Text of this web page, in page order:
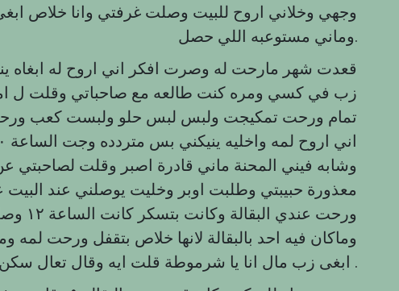
وجهي وخلاني اروح للبيت وصلت غرفتي وانا خلاص
وماني مستوعبه اللي حصل.
قعدت شهر مارحت له وصرت افكر اني اروح له ابغاه
زب في كسي ومره كنت طالعه مع صاحباتي وقلت ل
تمام ورحت تمكيجت ولبس لبس حلو ولبست كعب
وشابه فيني المحنة ماني قادرة اصبر وقلت لصاحبتي
معذورة حبيبتي وطلبت اوبر وخليت يوصلني عند
ورحت
وماكان فيه احد بالبقالة لانها خلاص بتقفل ورحت
ابغى زب مال انا يا شرموطة قلت ايه وقال تعال سكن الحين قفل بقالة وقلت طيب .